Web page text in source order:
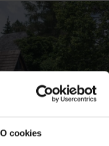
O cookies